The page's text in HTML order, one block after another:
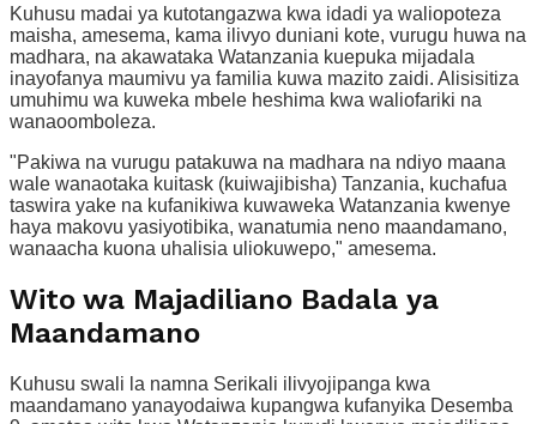
Kuhusu madai ya kutotangazwa kwa idadi ya waliopoteza
maisha, amesema, kama ilivyo duniani kote, vurugu huwa na
madhara, na akawataka Watanzania kuepuka mijadala
inayofanya maumivu ya familia kuwa mazito zaidi. Alisisitiza
umuhimu wa kuweka mbele heshima kwa waliofariki na
wanaoomboleza.
"Pakiwa na vurugu patakuwa na madhara na ndiyo maana
wale wanaotaka kuitask (kuiwajibisha) Tanzania, kuchafua
taswira yake na kufanikiwa kuwaweka Watanzania kwenye
haya makovu yasiyotibika, wanatumia neno maandamano,
wanaacha kuona uhalisia uliokuwepo," amesema.
Wito wa Majadiliano Badala ya
Maandamano
Kuhusu swali la namna Serikali ilivyojipanga kwa
maandamano yanayodaiwa kupangwa kufanyika Desemba